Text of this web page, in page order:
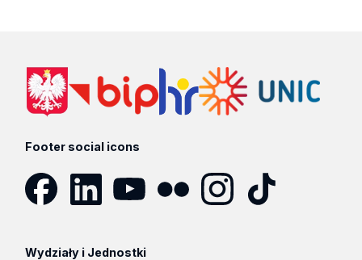
Footer social icons
Wydziały i Jednostki